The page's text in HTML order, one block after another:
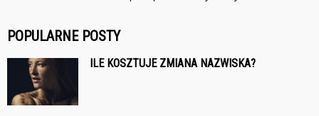
POPULARNE POSTY
ILE KOSZTUJE ZMIANA NAZWISKA?